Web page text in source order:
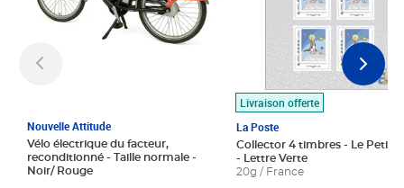
Nouvelle Attitude
Vélo électrique du facteur,
reconditionné - Taille normale -
Noir/ Rouge
Livraison offerte
La Poste
Collector 4 timbres - Le Petit
- Lettre Verte
20g / France